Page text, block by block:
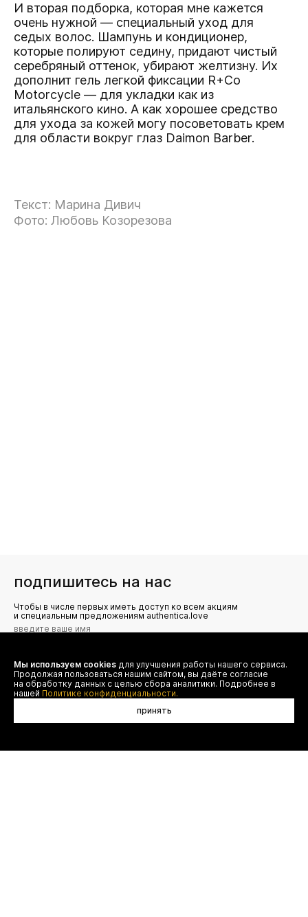
И вторая подборка, которая мне кажется
очень нужной — специальный уход для
седых волос. Шампунь и кондиционер,
которые полируют седину, придают чистый
серебряный оттенок, убирают желтизну. Их
дополнит гель легкой фиксации R+Co
Motorcycle — для укладки как из
итальянского кино. А как хорошее средство
для ухода за кожей могу посоветовать крем
для области вокруг глаз Daimon Barber.
Текст: Марина Дивич
Фото: Любовь Козорезова
подпишитесь на нас
Чтобы в числе первых иметь доступ ко всем акциям
и специальным предложениям authentica.love
Я даю согласие на сбор, обработку и хранение моих
персональных данных (имя, email, телефон) для получения
рекламных и информационных рассылок от ООО 'БТ
Юнайтед', а также ознакомлен(а) с
Политикой конфиденциальности
Мы используем cookies для улучшения работы нашего сервиса.
Продолжая пользоваться нашим сайтом, вы даёте согласие
на обработку данных с целью сбора аналитики. Подробнее в
нашей Политике конфиденциальности.
принять